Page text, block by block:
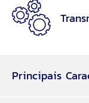
Principais